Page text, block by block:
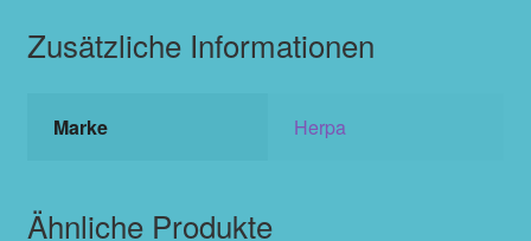
Zusätzliche Informationen
Marke Herpa
Ähnliche Produkte